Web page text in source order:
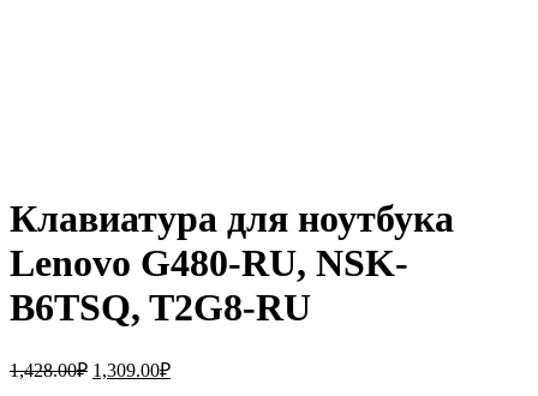
Клавиатура для ноутбука
Lenovo G480-RU, NSK-
B6TSQ, T2G8-RU
1,428.00₽ Первоначальная
1,309.00₽Текущая